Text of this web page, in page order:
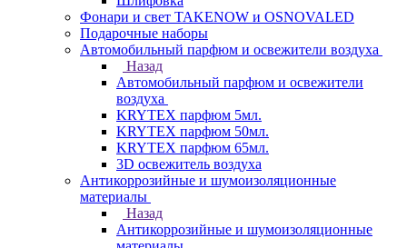
Фонари и свет TAKENOW и OSNOVALED
Подарочные наборы
Автомобильный парфюм и освежители воздуха
Назад
Автомобильный парфюм и освежители
воздуха
KRYTEX парфюм 5мл.
KRYTEX парфюм 50мл.
KRYTEX парфюм 65мл.
3D освежитель воздуха
Антикоррозийные и шумоизоляционные
материалы
Назад
Антикоррозийные и шумоизоляционные